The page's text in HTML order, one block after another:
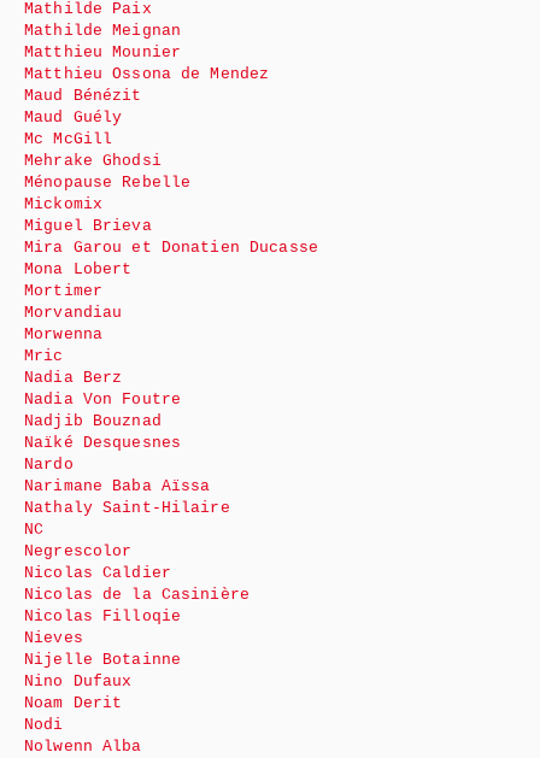
Mathilde Paix
Mathilde Meignan
Matthieu Mounier
Matthieu Ossona de Mendez
Maud Bénézit
Maud Guély
Mc McGill
Mehrake Ghodsi
Ménopause Rebelle
Mickomix
Miguel Brieva
Mira Garou et Donatien Ducasse
Mona Lobert
Mortimer
Morvandiau
Morwenna
Mric
Nadia Berz
Nadia Von Foutre
Nadjib Bouznad
Naïké Desquesnes
Nardo
Narimane Baba Aïssa
Nathaly Saint-Hilaire
NC
Negrescolor
Nicolas Caldier
Nicolas de la Casinière
Nicolas Filloqie
Nieves
Nijelle Botainne
Nino Dufaux
Noam Derit
Nodi
Nolwenn Alba